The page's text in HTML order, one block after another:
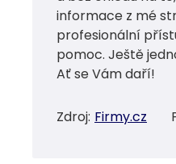
informace z mé
profesionální
pomoc. Ještě
Ať se Vám daří!
Zdroj: Firmy.cz